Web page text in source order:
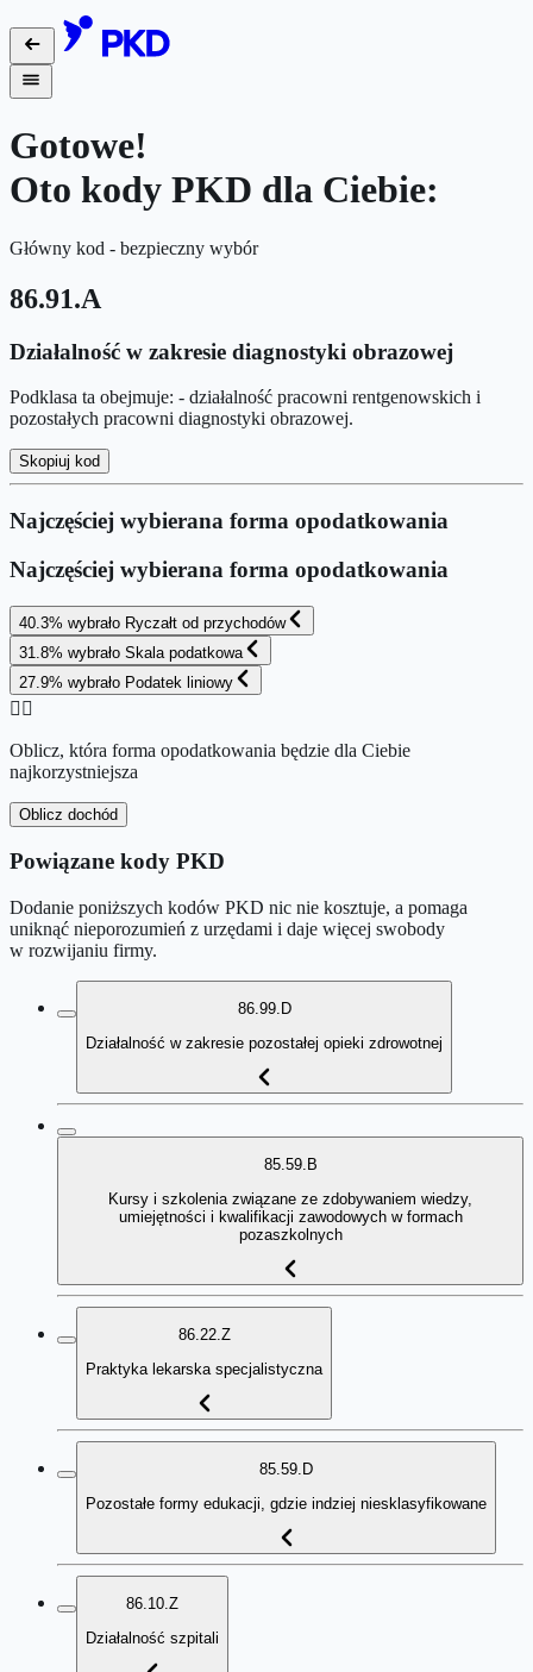
Gotowe!
Oto kody PKD dla Ciebie:
Główny kod - bezpieczny wybór
86.91.A
Działalność w zakresie diagnostyki obrazowej
Podklasa ta obejmuje: - działalność pracowni rentgenowskich i
pozostałych pracowni diagnostyki obrazowej.
Skopiuj kod
Najczęściej wybierana forma opodatkowania
Najczęściej wybierana forma opodatkowania
40.3% wybrało Ryczałt od przychodów
31.8% wybrało Skala podatkowa
27.9% wybrało Podatek liniowy
👉🏻
Oblicz, która forma opodatkowania będzie dla Ciebie
najkorzystniejsza
Oblicz dochód
Powiązane kody PKD
Dodanie poniższych kodów PKD nic nie kosztuje, a pomaga
uniknąć nieporozumień z urzędami i daje więcej swobody
w rozwijaniu firmy.
86.99.D
Działalność w zakresie pozostałej opieki zdrowotnej
85.59.B
Kursy i szkolenia związane ze zdobywaniem wiedzy,
umiejętności i kwalifikacji zawodowych w formach
pozaszkolnych
86.22.Z
Praktyka lekarska specjalistyczna
85.59.D
Pozostałe formy edukacji, gdzie indziej niesklasyfikowane
86.10.Z
Działalność szpitali